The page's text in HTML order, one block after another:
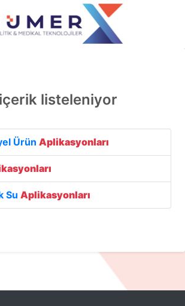
&
listeleniyor
Ürün Aplikasyonları
Su Aplikasyonları